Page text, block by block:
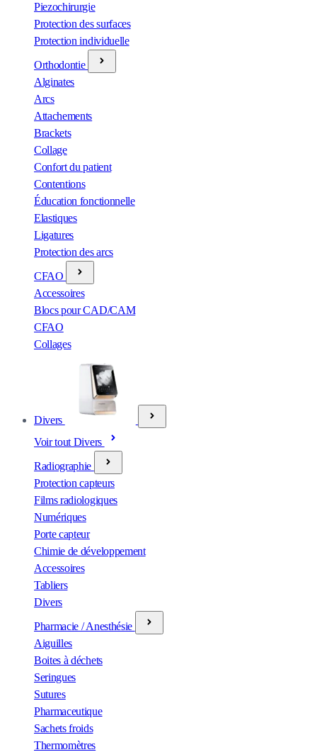
Piezochirurgie
Protection des surfaces
Protection individuelle
Orthodontie
Alginates
Arcs
Attachements
Brackets
Collage
Confort du patient
Contentions
Éducation fonctionnelle
Elastiques
Ligatures
Protection des arcs
CFAO
Accessoires
Blocs pour CAD/CAM
CFAO
Collages
Divers
Voir tout Divers
Radiographie
Protection capteurs
Films radiologiques
Numériques
Porte capteur
Chimie de développement
Accessoires
Tabliers
Divers
Pharmacie / Anesthésie
Aiguilles
Boites à déchets
Seringues
Sutures
Pharmaceutique
Sachets froids
Thermomètres